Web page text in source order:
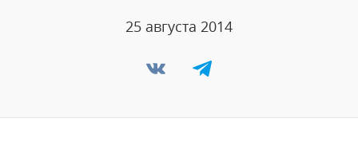
25 августа 2014